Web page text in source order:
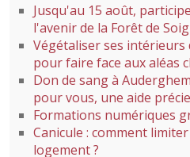
Jusqu'au 15 août,
l'avenir de la Forêt de
Végétaliser ses intérieurs
pour faire face aux aléas
Don de sang à
pour vous, une aide
Formations numériques
Canicule : comment
logement ?